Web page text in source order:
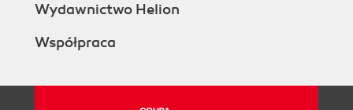
Wydawnictwo Helion
Współpraca